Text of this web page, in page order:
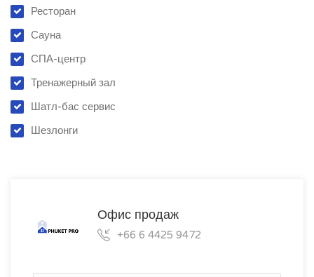
Ресторан
Сауна
СПА-центр
Тренажерный зал
Шатл-бас сервис
Шезлонги
Офис продаж
+66 6 4425 9472